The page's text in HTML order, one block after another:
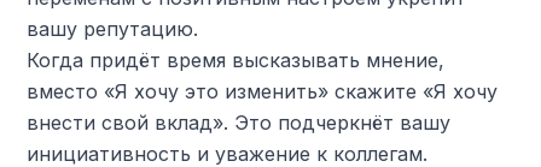
вашу репутацию.
Когда придёт время высказывать мнение,
вместо «Я хочу это изменить» скажите «Я хочу
внести свой вклад». Это подчеркнёт вашу
инициативность и уважение к коллегам.